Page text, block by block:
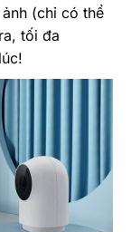
(chỉ có thể
tối đa